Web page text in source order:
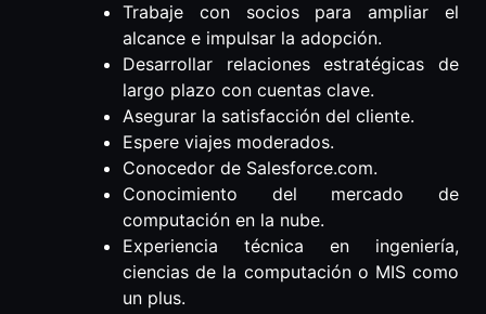
Trabaje con socios para ampliar el
alcance e impulsar la adopción.
Desarrollar relaciones estratégicas de
largo plazo con cuentas clave.
Asegurar la satisfacción del cliente.
Espere viajes moderados.
Conocedor de Salesforce.com.
Conocimiento del mercado de
computación en la nube.
Experiencia técnica en ingeniería,
ciencias de la computación o MIS como
un plus.